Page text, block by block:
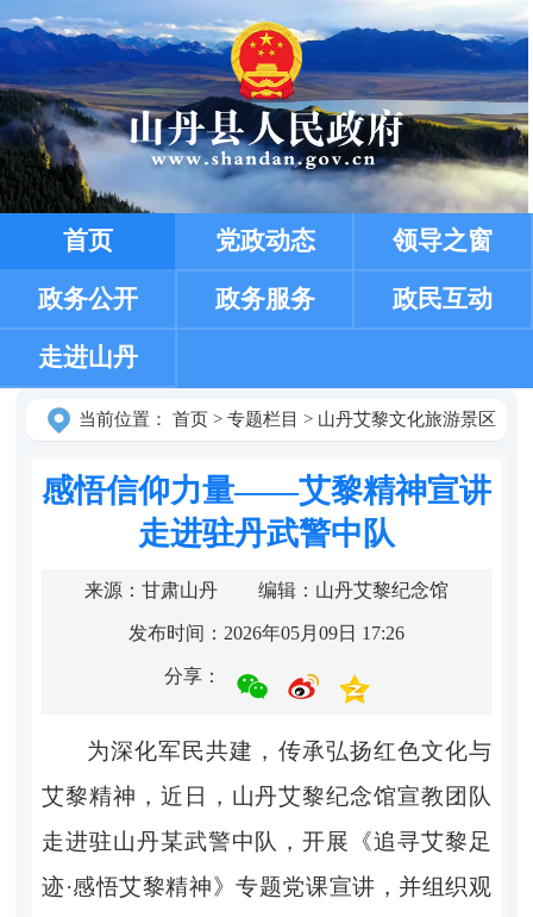
首页 党政动态 领导之窗
政务公开 政务服务 政民互动
走进山丹
当前位置： 首页> 专题栏目 > 山丹艾黎文化旅游景区
感悟信仰力量——艾黎精神宣讲
走进驻丹武警中队
来源：甘肃山丹 编辑：山丹艾黎纪念馆
发布时间：2026年05月09日 17:26
分享：
为深化军民共建，传承弘扬红色文化与
艾黎精神，近日，山丹艾黎纪念馆宣教团队
走进驻山丹某武警中队，开展《追寻艾黎足
迹·感悟艾黎精神》专题党课宣讲，并组织观